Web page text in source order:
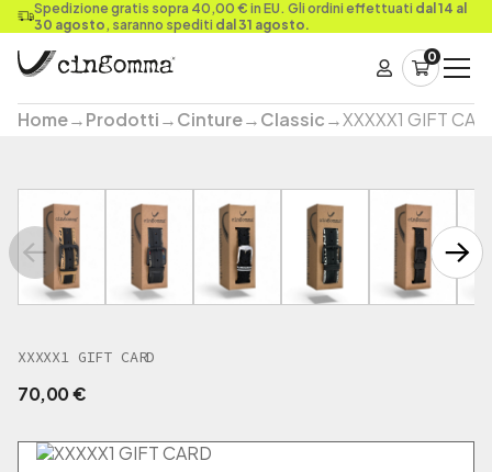
Spedizione gratis sopra 40,00 € in EU. Gli ordini effettuati dal 14 al
30 agosto, saranno spediti dal 31 agosto.
0
Home→Prodotti→Cinture→Classic→XXXXX1 GIFT
XXXXX1 GIFT CARD
70,00€